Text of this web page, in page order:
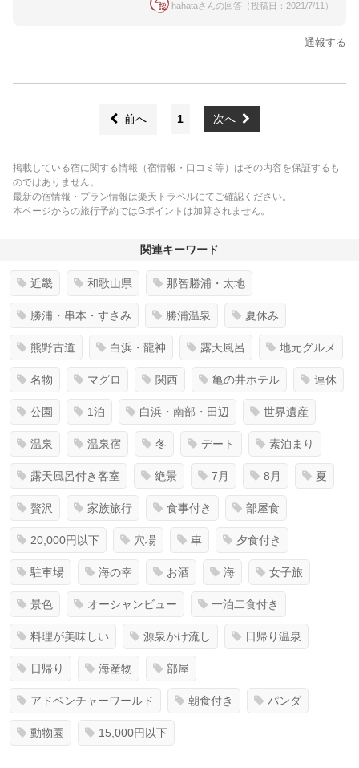
hahataさんの回答（投稿日：2021/7/11）
通報する
前へ 1 次へ
掲載している宿に関する情報（宿情報・口コミ等）はその内容を保証するも
のではありません。
最新の宿情報・プラン情報は楽天トラベルにてご確認ください。
本ページからの旅行予約ではGポイントは加算されません。
関連キーワード
近畿 和歌山県 那智勝浦・太地
勝浦・串本・すさみ 勝浦温泉 夏休み
熊野古道 白浜・龍神 露天風呂 地元グルメ
名物 マグロ 関西 亀の井ホテル 連休
公園 1泊 白浜・南部・田辺 世界遺産
温泉 温泉宿 冬 デート 素泊まり
露天風呂付き客室 絶景 7月 8月 夏
贅沢 家族旅行 食事付き 部屋食
20,000円以下 穴場 車 夕食付き
駐車場 海の幸 お酒 海 女子旅
景色 オーシャンビュー 一泊二食付き
料理が美味しい 源泉かけ流し 日帰り温泉
日帰り 海産物 部屋
アドベンチャーワールド 朝食付き パンダ
動物園 15,000円以下